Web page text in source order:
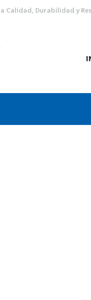
Calidad, Durabilidad y